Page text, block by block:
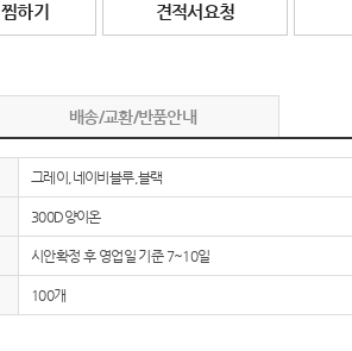
찜하기 견적서요청
배송/교환/반품안내
그레이,네이비블루,블랙
300D양이온
시안확정 후 영업일 기준 7~10일
100개